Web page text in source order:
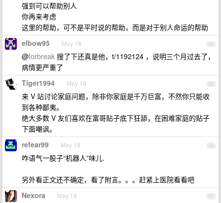
强到可以帮助别人
你再来考虑
这里的帮助，可不是平时说的帮助，而是对于别人命运的帮助
54
elbow95 May 18
@forbreak 搜了下还真是他，t/1192124 ，说明三个月过去了，
病情更严重了
55
Tiger1994 May 18
来 V 站讨论家庭问题，除非你家庭是千万巨富，不然你只能收
到各种鄙夷。
绝大多数 V 友们喜欢在富哥贴子底下狂舔，在困难家庭的贴子
下面嘲讽。
56
refear99 May 18
咋语气一股子“机器人”味儿.
另外看正文还不确定，看了附言。。。赶紧上医院看看吧
57
Nexora May 18